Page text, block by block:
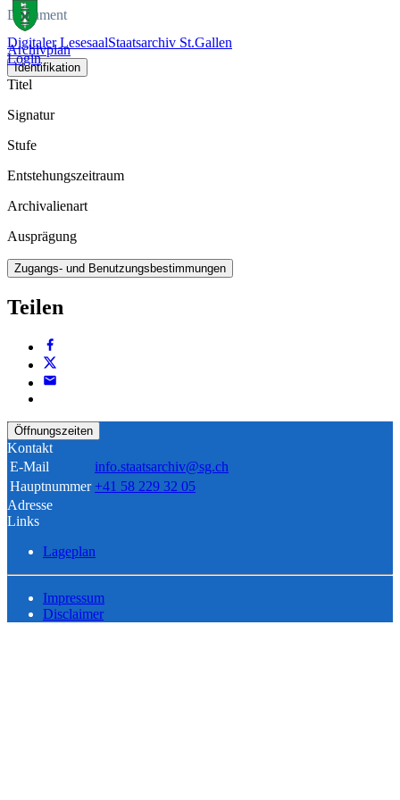
Digitaler LesesaalStaatsarchiv St.Gallen
Login
Dokument
Archivplan
Identifikation
Titel
Signatur
Stufe
Entstehungszeitraum
Archivalienart
Ausprägung
Zugangs- und Benutzungsbestimmungen
Teilen
Öffnungszeiten
Kontakt
E-Mail
info.staatsarchiv@sg.ch
Hauptnummer +41 58 229 32 05
Adresse
Links
Lageplan
Impressum
Disclaimer